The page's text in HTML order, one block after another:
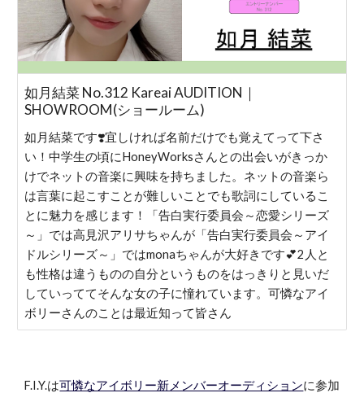
如月結菜 No.312 Kareai AUDITION｜
SHOWROOM(ショールーム)
如月結菜です❣️宜しければ名前だけでも覚えてって下さ
い！中学生の頃にHoneyWorksさんとの出会いがきっか
けでネットの音楽に興味を持ちました。ネットの音楽ら
は言葉に起こすことが難しいことでも歌詞にしているこ
とに魅力を感じます！「告白実行委員会～恋愛シリーズ
～」では高見沢アリサちゃんが「告白実行委員会～アイ
ドルシリーズ～」ではmonaちゃんが大好きです💕2人と
も性格は違うものの自分というものをはっきりと見いだ
していっててそんな女の子に憧れています。可憐なアイ
ボリーさんのことは最近知って皆さん
F.I.Y.は可憐なアイボリー新メンバーオーディションに参加